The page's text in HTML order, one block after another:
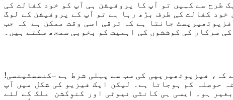
طرح سے کہیں تو آپ کا پروفیشن ہی آپ کو خود کفالت کی
کفالت کی طرف بڑھ رہا ہے تو آپ کے پروفیشن کے لوگ
جانتا ہے کہ ترقی اسی وقت ممکن ہے کہ جب
سرکار کی کوششوں کی اہمیت کو بخوبی سمجھ سکتے ہیں۔
فیزیوتھیریپی کی سب سے پہلی شرط ہے –کنسسٹینسی!
حوصلہ کم ہوجاتا ہے۔ لیکن ایک فیزیو کی شکل میں آپ
ہو۔ ایسی ہی کانٹی نیوٹی اور کنوِکشن ملک کے لئے